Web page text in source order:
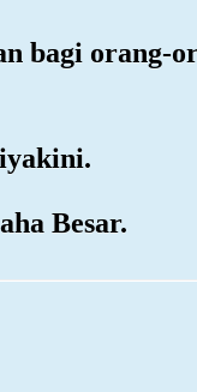
bagi orang-
Besar.